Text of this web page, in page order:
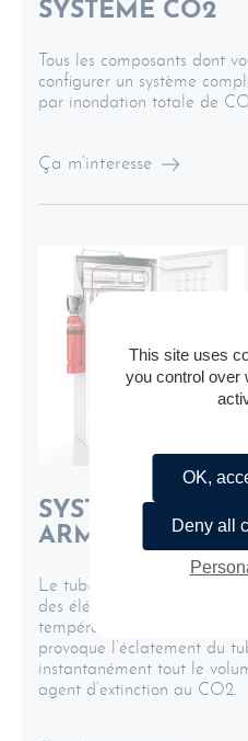
SYSTÈME CO2
Tous les composants dont
configurer un système
par inondation totale de
Ça m’interesse
SYSTÈME
ARMOIRES
Le tube détecteur est
des éléments électriques
température ou de prendre
provoque l’éclatement du
instantanément tout le
agent d’extinction au CO2.
This site uses
you control over
OK,
Deny all